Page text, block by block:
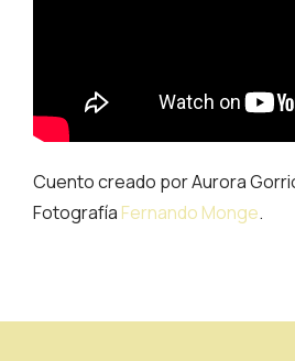
Cuento creado por Aurora
Fotografía Fernando Monge.